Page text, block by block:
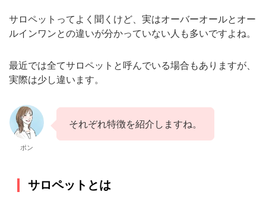
サロペットってよく聞くけど、実はオーバーオールとオー
ルインワンとの違いが分かっていない人も多いですよね。
最近では全てサロペットと呼んでいる場合もありますが、
実際は少し違います。
ポン
それぞれ特徴を紹介しますね。
サロペットとは